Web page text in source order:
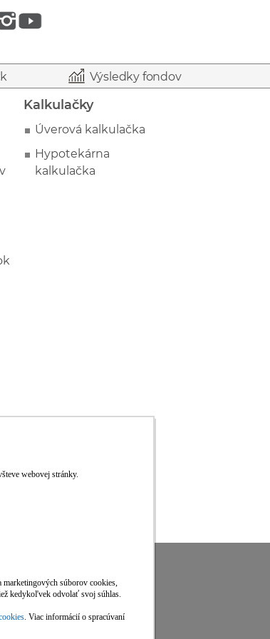
na twitterze
nas na instagramie
Znajdź nas na youtube
Výsledky fondov
Kalkulačky
Úverová kalkulačka
Hypotekárna
kalkulačka
Viac informácií